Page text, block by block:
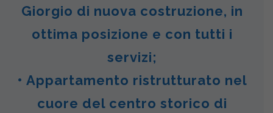
Giorgio di nuova costruzione, in
ottima posizione e con tutti i
servizi;
• Appartamento ristrutturato nel
cuore del centro storico di